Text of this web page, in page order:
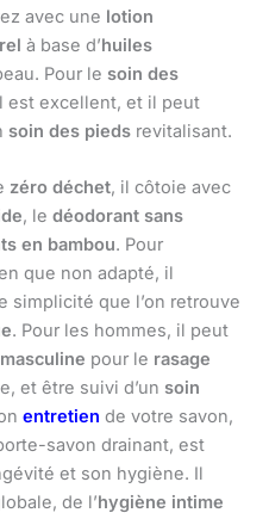
avec une lotion
à base d’huiles
Pour le soin des
est excellent, et il peut
soin des pieds revitalisant.
zéro déchet, il côtoie avec
, le déodorant sans
en bambou. Pour
que non adapté, il
simplicité que l’on retrouve
. Pour les hommes, il peut
pour le rasage
et être suivi d’un soin
entretien de votre savon,
savon drainant, est
et son hygiène. Il
de l’hygiène intime